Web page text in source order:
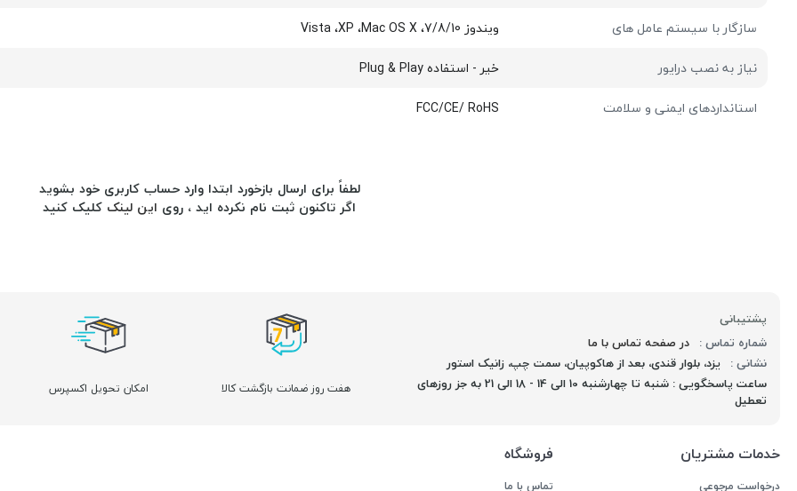
سازگار با سیستم عامل های
ویندوز 7/8/10، Vista ،XP ،Mac OS X
نیاز به نصب درایور
خیر - استفاده Plug & Play
استانداردهای ایمنی و سلامت
FCC/CE/ RoHS
لطفاً برای ارسال بازخورد ابتدا وارد حساب کاربری خود بشوید
اگر تاکنون ثبت نام نکرده اید ، روی این لینک کلیک کنید
پشتیبانی
شماره تماس : در صفحه تماس با ما
نشانی : یزد، بلوار قندی، بعد از هاکوپیان، سمت چپ، زانیک استور
ساعت پاسخگویی : شنبه تا چهارشنبه 10 الی 14 - 18 الی 21 به جز روزهای
تعطیل
هفت روز ضمانت بازگشت کالا امکان تحویل اکسپرس
خدمات مشتریان
درخواست مرجوعی
فروشگاه
تماس با ما